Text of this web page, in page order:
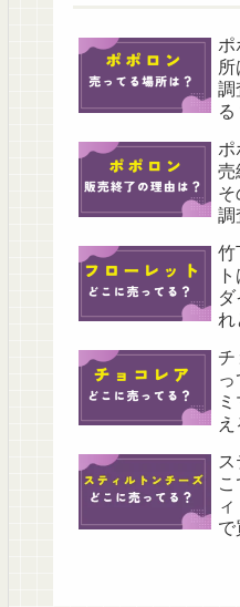
ポ
所
調
る
ポ
売
そ
調
竹
れ
チ
え
ス
で